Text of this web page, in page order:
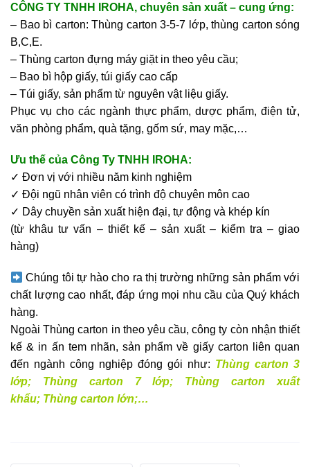
CÔNG TY TNHH IROHA, chuyên sản xuất – cung ứng:
– Bao bì carton: Thùng carton 3-5-7 lớp, thùng carton sóng
B,C,E.
– Thùng carton đựng máy giặt in theo yêu cầu;
– Bao bì hộp giấy, túi giấy cao cấp
– Túi giấy, sản phẩm từ nguyên vật liệu giấy.
Phục vụ cho các ngành thực phẩm, dược phẩm, điện tử,
văn phòng phẩm, quà tặng, gốm sứ, may mặc,…
Ưu thế của Công Ty TNHH IROHA:
✓ Đơn vị với nhiều năm kinh nghiệm
✓ Đội ngũ nhân viên có trình độ chuyên môn cao
✓ Dây chuyền sản xuất hiện đại, tự động và khép kín
(từ khâu tư vấn – thiết kế – sản xuất – kiểm tra – giao
hàng)
Chúng tôi tự hào cho ra thị trường những sản phẩm với
chất lượng cao nhất, đáp ứng mọi nhu cầu của Quý khách
hàng.
Ngoài Thùng carton in theo yêu cầu, công ty còn nhận thiết
kế & in ấn tem nhãn, sản phẩm về giấy carton liên quan
đến ngành công nghiệp đóng gói như: Thùng carton 3
lớp; Thùng carton 7 lớp; Thùng carton xuất
khẩu; Thùng carton lớn;…